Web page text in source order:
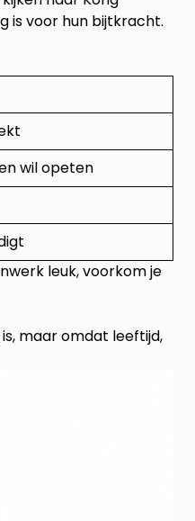
is voor hun bijtkracht.
wil opeten
leuk, voorkom je
maar omdat leeftijd,